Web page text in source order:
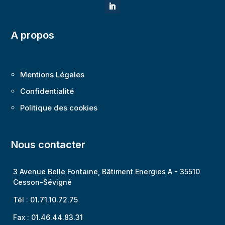
A propos
Mentions Légales
Confidentialité
Politique des cookies
Nous contacter
3 Avenue Belle Fontaine, Bâtiment Energies A -35510
Cesson-Sévigné
Tél : 01.71.10.72.75
Fax : 01.46.44.83.31